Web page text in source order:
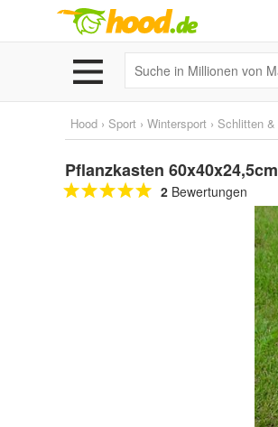
Hood › Sport › Wintersport › Schlitten &
Pflanzkasten 60x40x24,5cm
2 Bewertungen